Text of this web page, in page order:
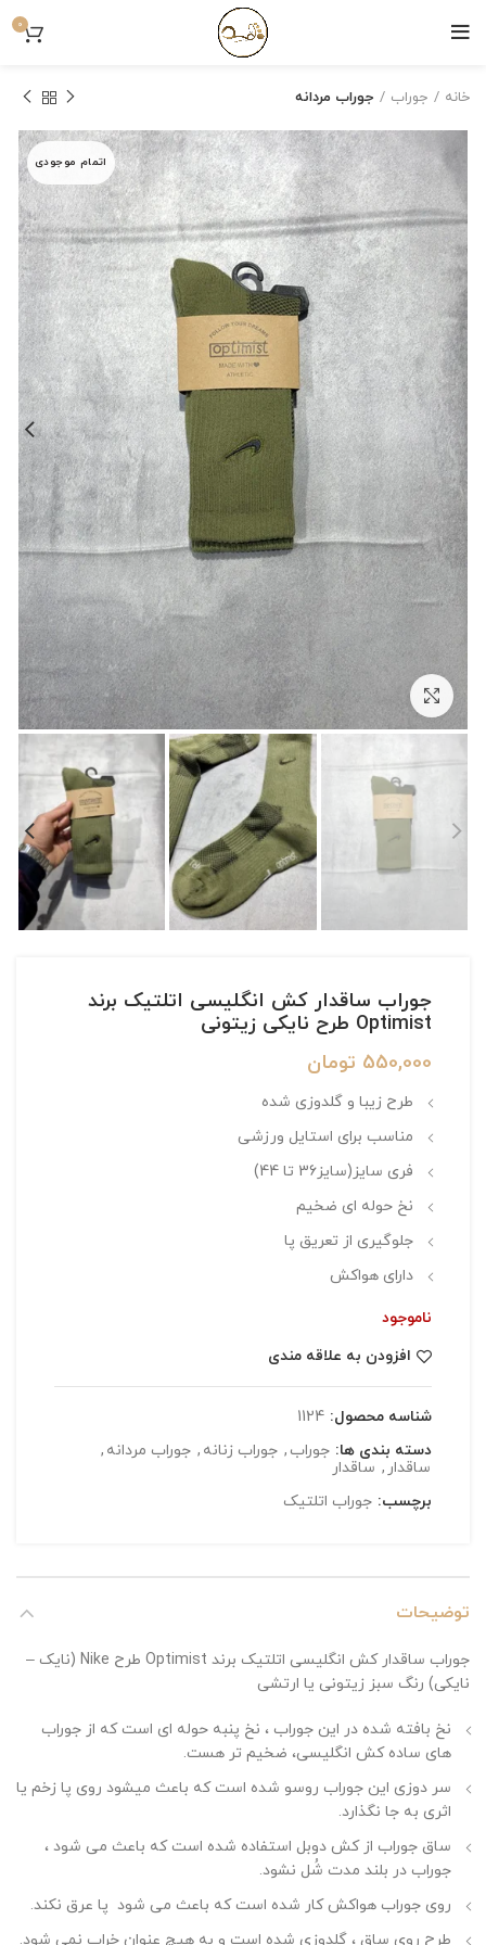
0
خانه جوراب جوراب مردانه
اتمام موجودی
بزرگنمایی تصویر
جوراب ساقدار کش انگلیسی اتلتیک برند
Optimist طرح نایکی زیتونی
550,000 تومان
طرح زیبا و گلدوزی شده
مناسب برای استایل ورزشی
فری سایز(سایز36 تا 44)
نخ حوله ای ضخیم
جلوگیری از تعریق پا
دارای هواکش
ناموجود
افزودن به علاقه مندی
شناسه محصول: 1124
دسته بندی ها: جوراب , جوراب زنانه , جوراب مردانه ,
ساقدار , ساقدار
برچسب: جوراب اتلتیک
توضیحات
جوراب ساقدار کش انگلیسی اتلتیک برند Optimist طرح Nike (نایک –
نایکی) رنگ سبز زیتونی یا ارتشی
نخ بافته شده در این جوراب ، نخ پنبه حوله ای است که از جوراب
های ساده کش انگلیسی، ضخیم تر هست.
سر دوزی این جوراب روسو شده است که باعث میشود روی پا زخم یا
اثری به جا نگذارد.
ساق جوراب از کش دوبل استفاده شده است که باعث می شود ،
جوراب در بلند مدت شُل نشود.
روی جوراب هواکش کار شده است که باعث می شود پا عرق نکند.
طرح روی ساق ، گلدوزی شده است و به هیچ عنوان خراب نمی شود.